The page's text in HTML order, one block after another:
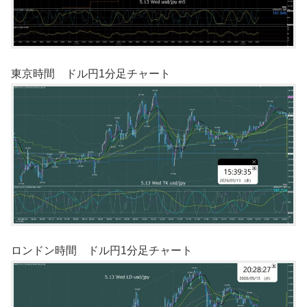
東京時間 ドル円1分足チャート
ロンドン時間 ドル円1分足チャート